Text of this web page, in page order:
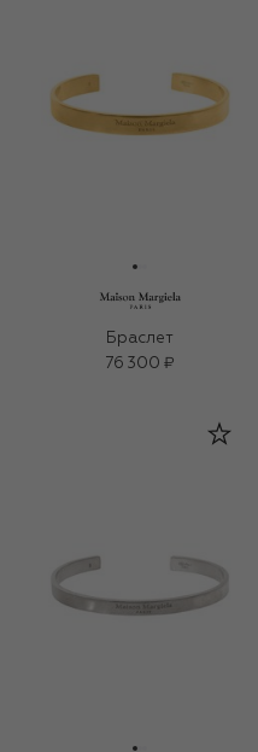
Браслет
76 300 ₽